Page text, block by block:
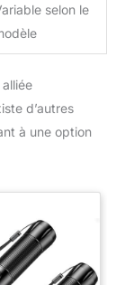
selon le
d’autres
à une option